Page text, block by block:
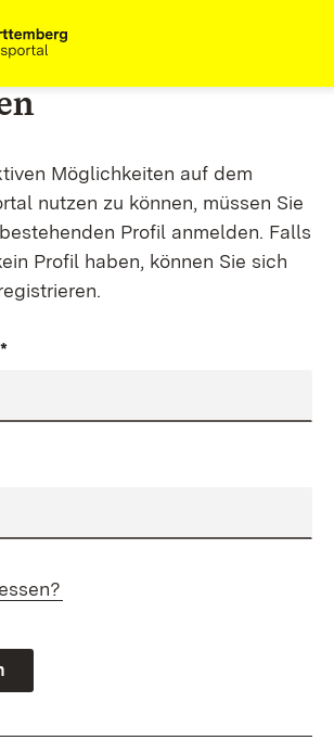
Möglichkeiten auf dem
nutzen zu können, müssen Sie
Profil anmelden. Falls
Profil haben, können Sie sich
*